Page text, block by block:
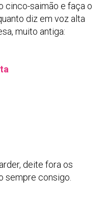
cinco-saimão e faça o
diz em voz alta
muito antiga:
deite fora os
sempre consigo.